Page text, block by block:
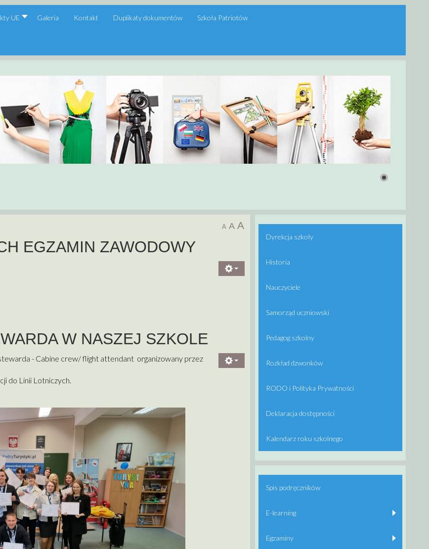
UE Galeria Kontakt Duplikaty dokumentów Szkoła Patriotów
A A A
EGZAMIN ZAWODOWY
W NASZEJ SZKOLE
- Cabine crew/ flight attendant organizowany przez
do Linii Lotniczych.
Dyrekcja szkoły
Historia
Nauczyciele
Samorząd uczniowski
Pedagog szkolny
Rozkład dzwonków
RODO i Polityka Prywatności
Deklaracja dostępności
Kalendarz roku szkolnego
Spis podręczników
E-learning
Egzaminy